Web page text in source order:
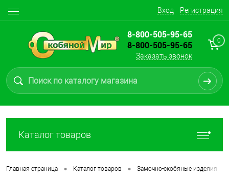
Вход Регистрация
8-800-505-95-65
8-800-505-95-65
Заказать звонок
0
Каталог товаров
Главная страница • Каталог товаров • Замочно-скобяные изделия